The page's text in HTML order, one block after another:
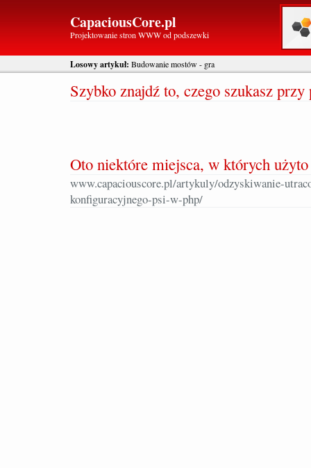
CapaciousCore.pl
Projektowanie stron WWW od podszewki
Losowy artykuł: Budowanie mostów - gra
Szybko znajdź to, czego szukasz
Oto niektóre miejsca, w których
www.capaciouscore.pl/artykuly/odzyskiwanie-
konfiguracyjnego-psi-w-php/